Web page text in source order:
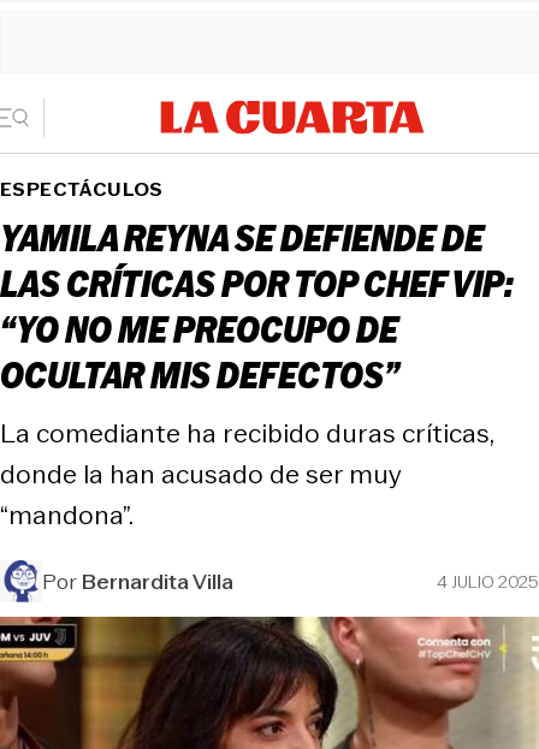
ESPECTÁCULOS
YAMILA REYNA SE DEFIENDE DE
LAS CRÍTICAS POR TOP CHEF VIP:
“YO NO ME PREOCUPO DE
OCULTAR MIS DEFECTOS”
La comediante ha recibido duras críticas,
donde la han acusado de ser muy
“mandona”.
PorBernardita Villa 4 JULIO 2025